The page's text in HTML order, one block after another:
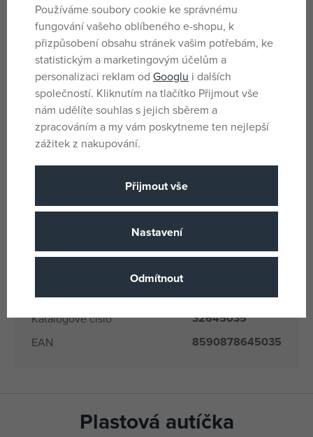
Parametry
Pohlaví Pro kluky
Barva Khaki
Materiál Plast
Země původu CZ
Dodavatelské číslo 645035
produkty)
Katalogové číslo 32645035
EAN 8590878645035
Plastová autíčka
Používáme soubory cookie ke správnému
fungování vašeho oblíbeného e-shopu, k
přizpůsobení obsahu stránek vašim potřebám, ke
statistickým a marketingovým účelům a
personalizaci reklam od Googlu i dalších
společností. Kliknutím na tlačítko Přijmout vše
nám udělíte souhlas s jejich sběrem a
zpracováním a my vám poskytneme ten nejlepší
zážitek z nakupování.
Přijmout vše
Nastavení
Odmítnout